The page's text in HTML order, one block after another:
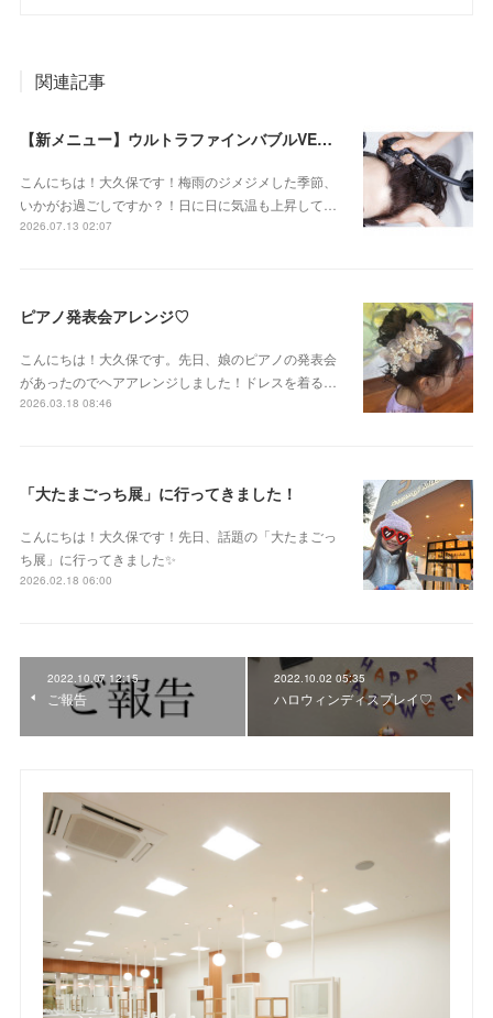
関連記事
【新メニュー】ウルトラファインバブルVEENA始めました！
こんにちは！大久保です！梅雨のジメジメした季節、
いかがお過ごしですか？！日に日に気温も上昇して…
2026.07.13 02:07
ピアノ発表会アレンジ♡
こんにちは！大久保です。先日、娘のピアノの発表会
があったのでヘアアレンジしました！ドレスを着る…
2026.03.18 08:46
「大たまごっち展」に行ってきました！
こんにちは！大久保です！先日、話題の「大たまごっ
ち展」に行ってきました✨
2026.02.18 06:00
2022.10.07 12:15
ご報告
2022.10.02 05:35
ハロウィンディスプレイ♡